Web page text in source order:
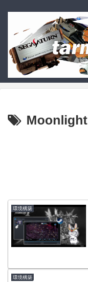
Moonlight
環境構築
環境構築